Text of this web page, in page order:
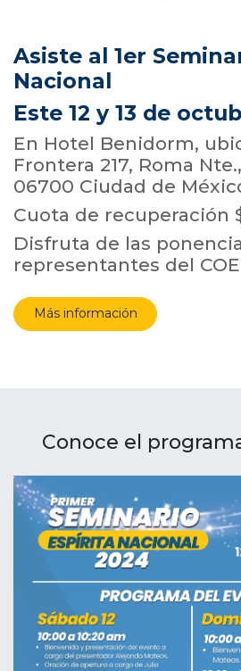
Asiste al 1er
Nacional
Este 12 y 13 de
En Hotel Benidorm,
Frontera 217, Roma
06700 Ciudad de
Cuota de recuperación
Disfruta de las
representantes del
Más información
Conoce el